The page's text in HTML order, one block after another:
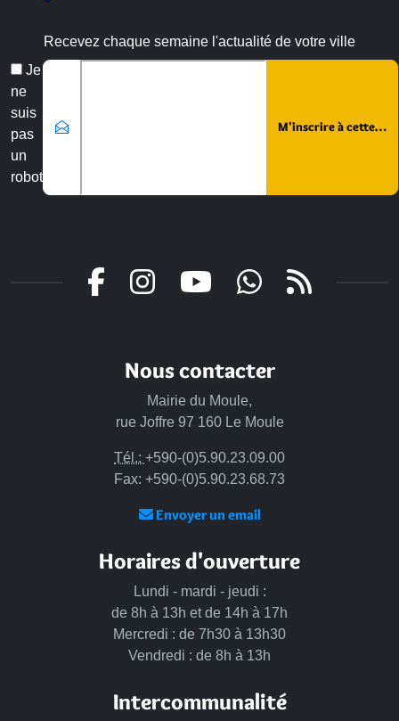
Recevez chaque semaine l'actualité de votre ville
Je
ne
suis
pas
un
robot
Veuillez laisser ce champ vide :
Email
Nous contacter
Mairie du Moule,
rue Joffre 97 160 Le Moule
Tél.: +590-(0)5.90.23.09.00
Fax: +590-(0)5.90.23.68.73
Envoyer un email
Horaires d'ouverture
Lundi - mardi - jeudi :
de 8h à 13h et de 14h à 17h
Mercredi : de 7h30 à 13h30
Vendredi : de 8h à 13h
Intercommunalité